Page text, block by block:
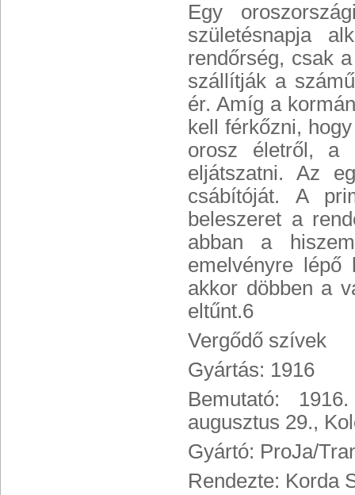
Egy
születésnapja
rendőrség, csak
szállítják a
ér. Amíg a
kell férkőzni,
orosz életről, a
eljátszatni. Az
csábítóját. A
beleszeret a
abban a
emelvényre lépő
akkor döbben a
eltűnt.6
Vergődő szívek
Gyártás: 1916
Bemutató:
augusztus 29.,
Gyártó: ProJa/
Rendezte: Korda